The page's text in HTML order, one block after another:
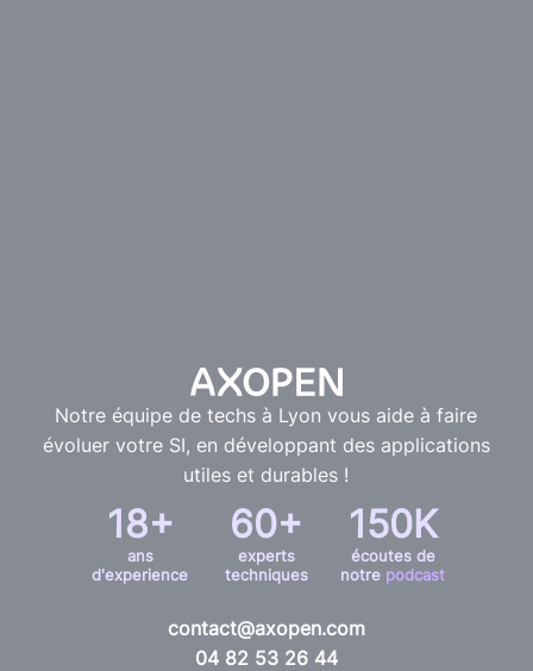
Notre équipe de techs à Lyon vous aide à faire
évoluer votre SI, en développant des applications
utiles et durables !
18+
ans
d'experience
60+
experts
techniques
150K
écoutes de
notre podcast
contact@axopen.com
04 82 53 26 44